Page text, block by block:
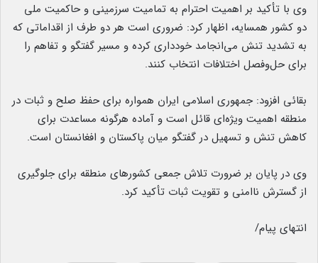
وی با تأکید بر اهمیت احترام به تمامیت سرزمینی و حاکمیت ملی
دو کشور همسایه، اظهار کرد: ضروری است هر دو طرف از اقداماتی که
به تشدید تنش می‌انجامد خودداری کرده و مسیر گفتگو و تفاهم را
برای حل‌وفصل اختلافات انتخاب کنند.
بقائی افزود: جمهوری اسلامی ایران همواره برای حفظ صلح و ثبات در
منطقه اهمیت ویژه‌ای قائل است و آماده هرگونه مساعدت برای
کاهش تنش و تسهیل در گفتگو میان پاکستان و افغانستان است.
وی در پایان بر ضرورت تلاش جمعی کشورهای منطقه برای جلوگیری
از گسترش ناامنی و تقویت ثبات تأکید کرد.
انتهای پیام/